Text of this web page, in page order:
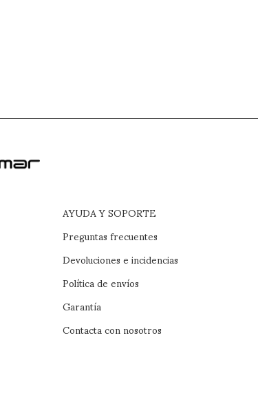
AYUDA Y SOPORTE
Preguntas frecuentes
Devoluciones e incidencias
Política de envíos
Garantía
Contacta con nosotros